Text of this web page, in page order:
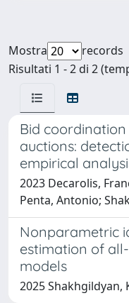
Mostra
records
Risultati 1 - 2 di 2
Bid
auctions:
empirical
2023 Decarolis,
Penta, Antonio;
Nonparametric
estimation of
models
2025 Shakhgildyan,